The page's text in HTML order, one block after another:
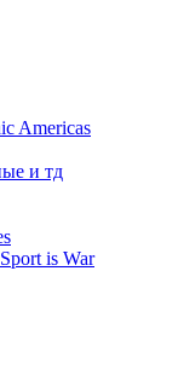
Americas
и тд
is War